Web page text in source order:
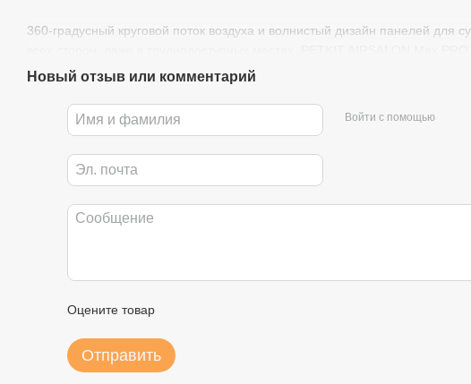
360-градусный круговой поток воздуха и волнистый дизайн панелей для
ветерок, поэтому животное чувствует себя расслабленным.
ИОНИЗАЦИЯ ВОЗДУХА
не спутывается. После сушки шерсть питомца будет пушистой, гладкой и
УДОБНОЕ УПРАВЛЕНИЕ
КОНТРОЛЬ С ПОМОЩЬЮ СМАРТФОНА
Контролируйте процесс сушки питомца с помощью фирменного
присылать своевременные уведомления о сушке и поможет следить за
Новый отзыв или комментарий
Войти с помощью
Оцените товар
Отправить